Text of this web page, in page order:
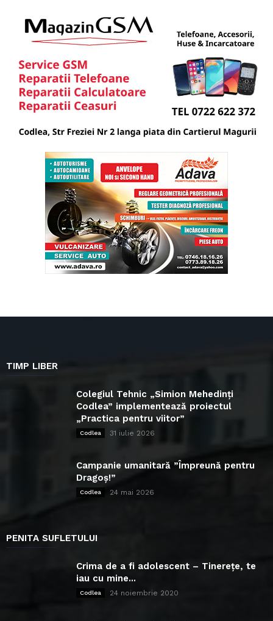
TIMP LIBER
Colegiul Tehnic „Simion Mehedinți
Codlea” implementează proiectul
„Practica pentru viitor”
Codlea 31 iulie 2026
Campanie umanitară ”Împreună pentru
Dragoș!”
Codlea 24 mai 2026
PENITA SUFLETULUI
Crima de a fi adolescent – Tinerețe, te
iau cu mine...
Codlea 24 noiembrie 2020